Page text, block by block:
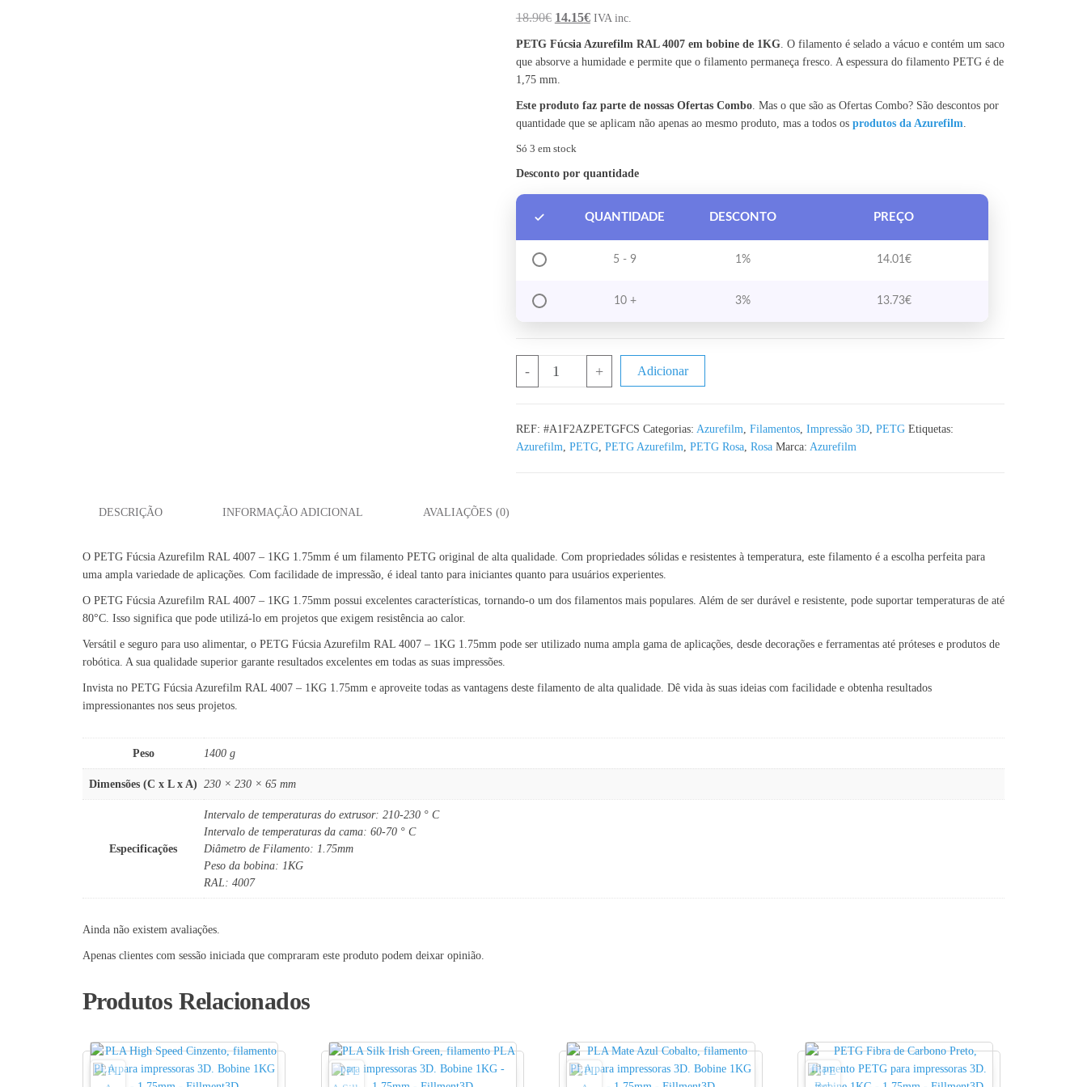
18.90€ O preço original era: 18.90€.
14.15€O preço atual é: 14.15€.
IVA inc.
PETG Fúcsia Azurefilm RAL 4007 em bobine de 1KG. O filamento é selado a vácuo e contém um saco
que absorve a humidade e permite que o filamento permaneça fresco. A espessura do filamento PETG é de
1,75 mm.
Este produto faz parte de nossas Ofertas Combo. Mas o que são as Ofertas Combo? São descontos por
quantidade que se aplicam não apenas ao mesmo produto, mas a todos os produtos da Azurefilm.
Só 3 em stock
Desconto por quantidade
QUANTIDADE DESCONTO PREÇO
5 - 9 1% 14.01€
10 + 3% 13.73€
- + Adicionar
REF: #A1F2AZPETGFCS Categorias: Azurefilm, Filamentos, Impressão 3D, PETG Etiquetas:
Azurefilm, PETG, PETG Azurefilm, PETG Rosa, Rosa Marca: Azurefilm
DESCRIÇÃO INFORMAÇÃO ADICIONAL AVALIAÇÕES (0)
O PETG Fúcsia Azurefilm RAL 4007 – 1KG 1.75mm é um filamento PETG original de alta qualidade. Com propriedades sólidas e resistentes à temperatura, este filamento é a escolha perfeita para
uma ampla variedade de aplicações. Com facilidade de impressão, é ideal tanto para iniciantes quanto para usuários experientes.
O PETG Fúcsia Azurefilm RAL 4007 – 1KG 1.75mm possui excelentes características, tornando-o um dos filamentos mais populares. Além de ser durável e resistente, pode suportar temperaturas de até
80°C. Isso significa que pode utilizá-lo em projetos que exigem resistência ao calor.
Versátil e seguro para uso alimentar, o PETG Fúcsia Azurefilm RAL 4007 – 1KG 1.75mm pode ser utilizado numa ampla gama de aplicações, desde decorações e ferramentas até próteses e produtos de
robótica. A sua qualidade superior garante resultados excelentes em todas as suas impressões.
Invista no PETG Fúcsia Azurefilm RAL 4007 – 1KG 1.75mm e aproveite todas as vantagens deste filamento de alta qualidade. Dê vida às suas ideias com facilidade e obtenha resultados
impressionantes nos seus projetos.
Peso 1400 g
Dimensões (C x L x A) 230 × 230 × 65 mm
Especificações
Intervalo de temperaturas do extrusor: 210-230 ° C
Intervalo de temperaturas da cama: 60-70 ° C
Diâmetro de Filamento: 1.75mm
Peso da bobina: 1KG
RAL: 4007
Ainda não existem avaliações.
Apenas clientes com sessão iniciada que compraram este produto podem deixar opinião.
Produtos Relacionados